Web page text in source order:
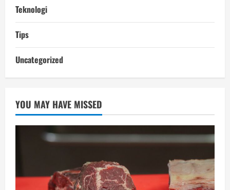
Teknologi
Tips
Uncategorized
YOU MAY HAVE MISSED